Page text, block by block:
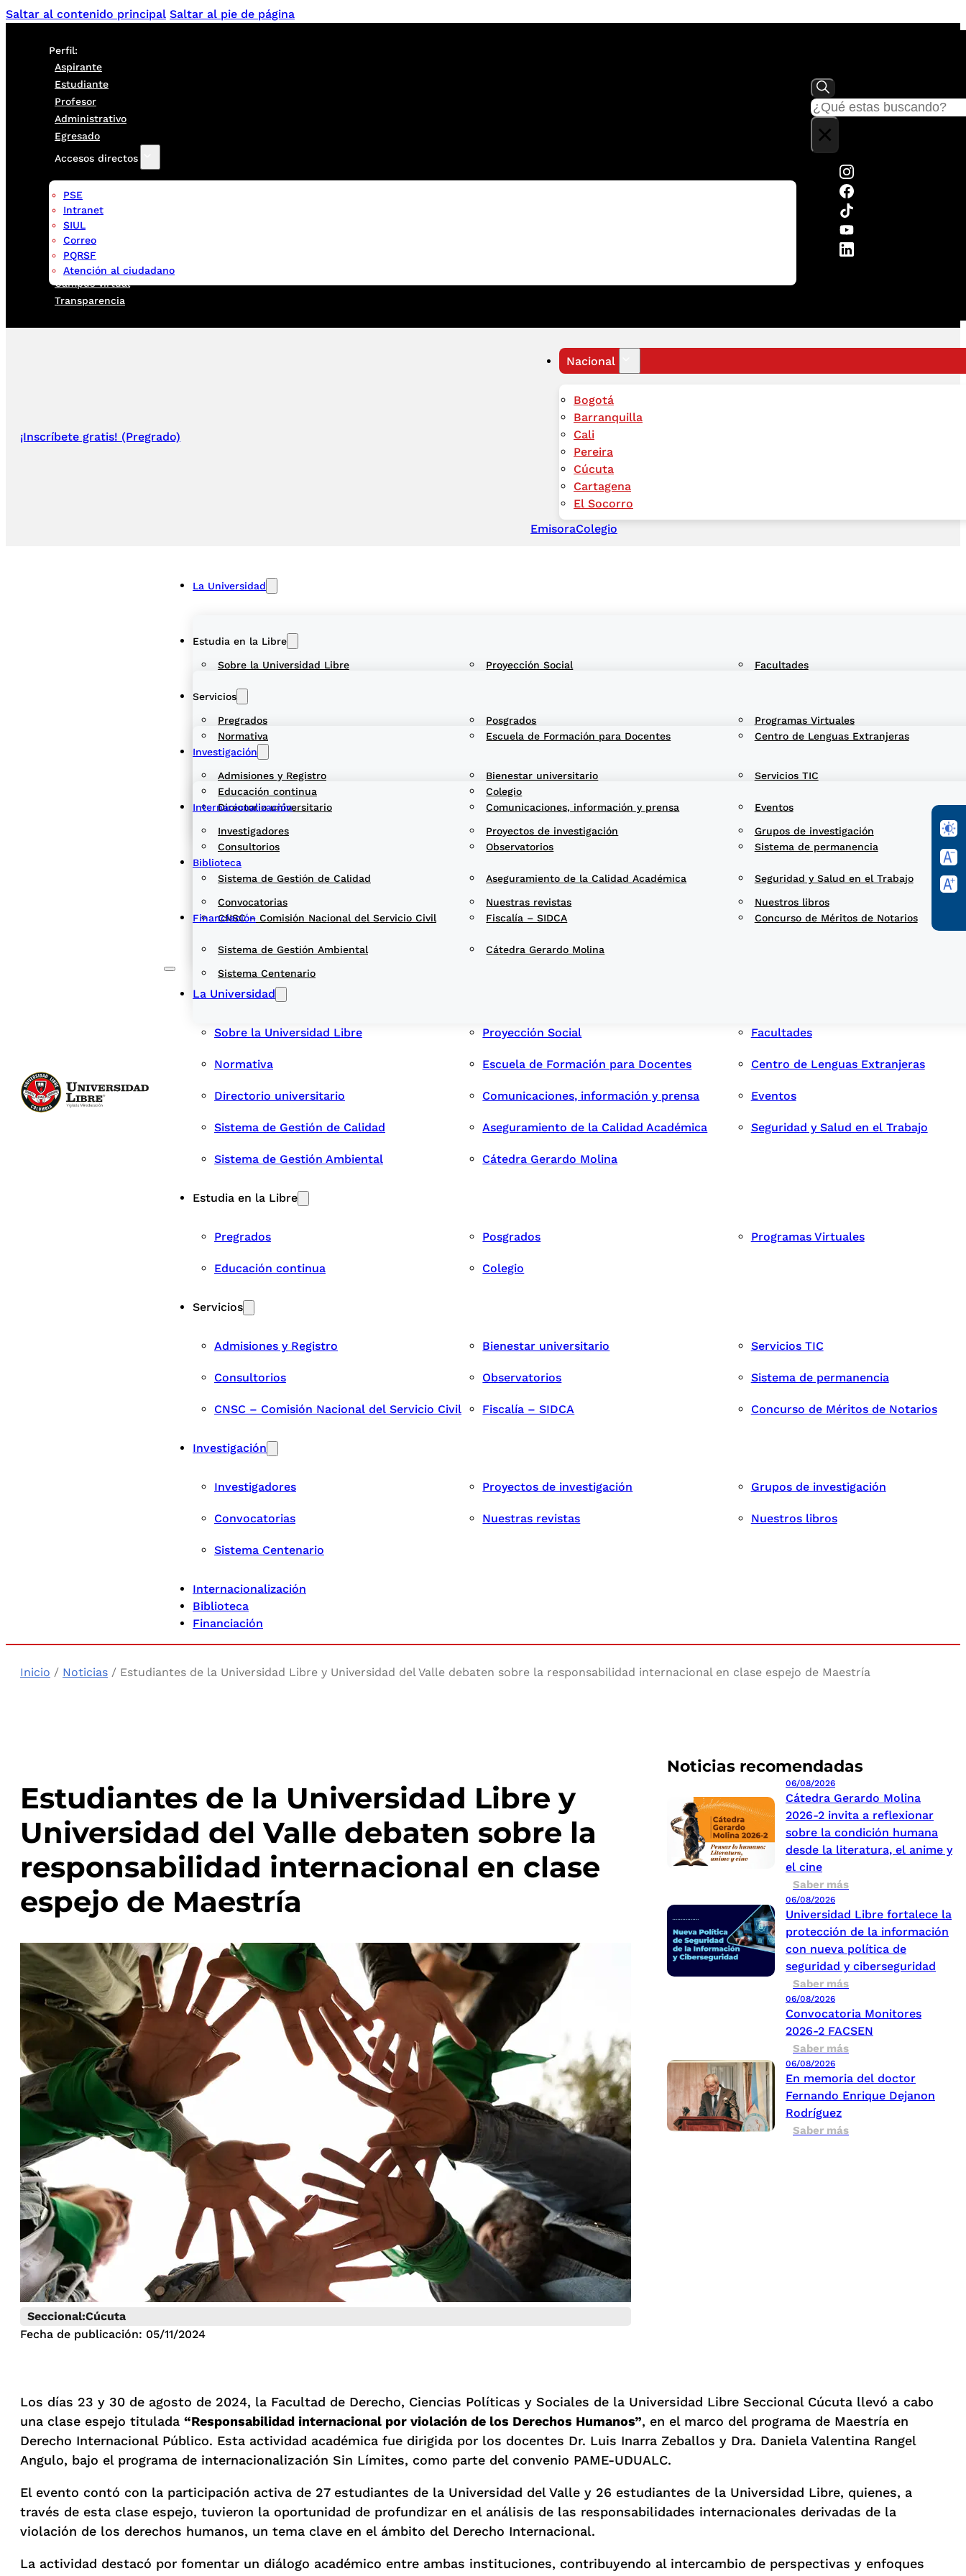
Saltar al contenido principal Saltar al pie de página
Perfil:
Aspirante
Estudiante
Profesor
Administrativo
Egresado
Accesos directos
PSE
Intranet
SIUL
Correo
PQRSF
Atención al ciudadano
Campus virtual
Transparencia
Buscar
×
¡Inscríbete gratis! (Pregrado)
Nacional
Bogotá
Barranquilla
Cali
Pereira
Cúcuta
Cartagena
El Socorro
EmisoraColegio
La Universidad
Sobre la Universidad Libre Proyección Social Facultades
Normativa Escuela de Formación para Docentes Centro de Lenguas Extranjeras
Directorio universitario Comunicaciones, información y prensa Eventos
Sistema de Gestión de Calidad Aseguramiento de la Calidad Académica Seguridad y Salud en el Trabajo
Sistema de Gestión Ambiental Cátedra Gerardo Molina
Estudia en la Libre
Pregrados Posgrados Programas Virtuales
Educación continua Colegio
Servicios
Admisiones y Registro Bienestar universitario Servicios TIC
Consultorios Observatorios Sistema de permanencia
CNSC – Comisión Nacional del Servicio Civil Fiscalía – SIDCA Concurso de Méritos de Notarios
Investigación
Investigadores Proyectos de investigación Grupos de investigación
Convocatorias Nuestras revistas Nuestros libros
Sistema Centenario
Internacionalización
Biblioteca
Financiación
La Universidad
Sobre la Universidad Libre Proyección Social Facultades
Normativa Escuela de Formación para Docentes Centro de Lenguas Extranjeras
Directorio universitario Comunicaciones, información y prensa Eventos
Sistema de Gestión de Calidad Aseguramiento de la Calidad Académica Seguridad y Salud en el Trabajo
Sistema de Gestión Ambiental Cátedra Gerardo Molina
Estudia en la Libre
Pregrados Posgrados Programas Virtuales
Educación continua Colegio
Servicios
Admisiones y Registro Bienestar universitario Servicios TIC
Consultorios Observatorios Sistema de permanencia
CNSC – Comisión Nacional del Servicio Civil Fiscalía – SIDCA Concurso de Méritos de Notarios
Investigación
Investigadores Proyectos de investigación Grupos de investigación
Convocatorias Nuestras revistas Nuestros libros
Sistema Centenario
Internacionalización
Biblioteca
Financiación
Inicio / Noticias / Estudiantes de la Universidad Libre y Universidad del Valle debaten sobre la responsabilidad internacional en clase espejo de Maestría
Estudiantes de la Universidad Libre y
Universidad del Valle debaten sobre la
responsabilidad internacional en clase
espejo de Maestría
Seccional:Cúcuta
Fecha de publicación: 05/11/2024
Noticias recomendadas
06/08/2026
Cátedra Gerardo Molina
2026-2 invita a reflexionar
sobre la condición humana
desde la literatura, el anime y
el cine
Saber más
06/08/2026
Universidad Libre fortalece la
protección de la información
con nueva política de
seguridad y ciberseguridad
Saber más
06/08/2026
Convocatoria Monitores
2026-2 FACSEN
Saber más
06/08/2026
En memoria del doctor
Fernando Enrique Dejanon
Rodríguez
Saber más
Los días 23 y 30 de agosto de 2024, la Facultad de Derecho, Ciencias Políticas y Sociales de la Universidad Libre Seccional Cúcuta llevó a cabo
una clase espejo titulada “Responsabilidad internacional por violación de los Derechos Humanos”, en el marco del programa de Maestría en
Derecho Internacional Público. Esta actividad académica fue dirigida por los docentes Dr. Luis Inarra Zeballos y Dra. Daniela Valentina Rangel
Angulo, bajo el programa de internacionalización Sin Límites, como parte del convenio PAME-UDUALC.
El evento contó con la participación activa de 27 estudiantes de la Universidad del Valle y 26 estudiantes de la Universidad Libre, quienes, a
través de esta clase espejo, tuvieron la oportunidad de profundizar en el análisis de las responsabilidades internacionales derivadas de la
violación de los derechos humanos, un tema clave en el ámbito del Derecho Internacional.
La actividad destacó por fomentar un diálogo académico entre ambas instituciones, contribuyendo al intercambio de perspectivas y enfoques